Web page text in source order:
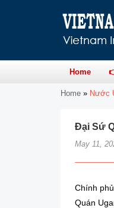
Home
Home » Nước
Đại Sứ
May 11,
Chính
Quán